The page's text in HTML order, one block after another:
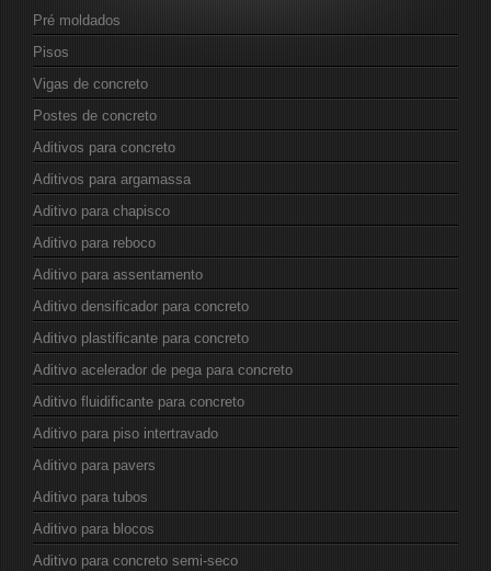
Pré moldados
Pisos
Vigas de concreto
Postes de concreto
Aditivos para concreto
Aditivos para argamassa
Aditivo para chapisco
Aditivo para reboco
Aditivo para assentamento
Aditivo densificador para concreto
Aditivo plastificante para concreto
Aditivo acelerador de pega para concreto
Aditivo fluidificante para concreto
Aditivo para piso intertravado
Aditivo para pavers
Aditivo para tubos
Aditivo para blocos
Aditivo para concreto semi-seco